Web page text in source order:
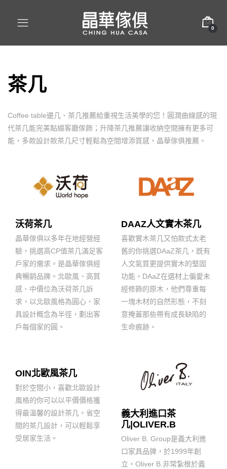
0
茶几
Coffee table邊几、茶几推薦給重視生活美學的您！圓潤曲線感的現
代茶几能完美點綴客廳傢飾；升降茶几推薦讓收納空間擁有更多可
能，多款設計款茶几尺寸輕鬆為空間增添質感，晶華傢俱推薦。
沃荷茶几
晶華傢俱以多年在地經營經
驗，挑選高CP值茶几滿足客
戶家的需求。是晶華傢俱經
典暢銷品牌。北歐風、高質
感、中價位為沃荷茶几訴
求，以北歐風格為圓心，家
具設計概念為半徑，劃出客
戶每個家的圓。
DAAZ人文實木茶几
喜歡實木茶几又怕款式太老
舊的你挑選DAaZ茶几，既有
人文氣質更提供實木的堅固
功能。DAaZ在選材上偏愛未
經修飾的原木，他們尊重每
一塊木材的自然形態，不刻
意掩蓋那些帶有成長缺陷的
生命痕跡。
OIN北歐風茶几
對於空間小，喜歡北歐設計
風格的你可以以平價價格獲
得最溫馨的設計茶几。省空
間的茶几設計，可以輕鬆享
受居家生活。
義大利進口茶
几|OLIVER.B
Oliver B. Group是義大利進
口家具品牌，於1999年創
立。Oliver B.非常紮根於義